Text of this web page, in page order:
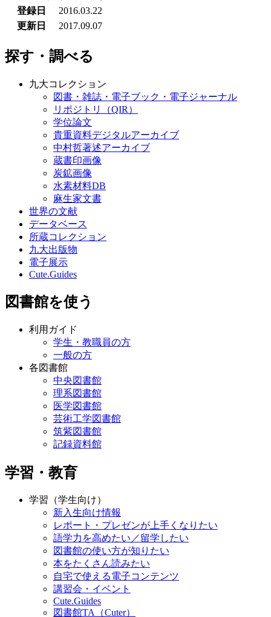
登録日
2016.03.22
更新日
2017.09.07
探す・調べる
九大コレクション
図書・雑誌・電子ブック・電子ジャーナル
リポジトリ（QIR）
学位論文
貴重資料デジタルアーカイブ
中村哲著述アーカイブ
蔵書印画像
炭鉱画像
水素材料DB
麻生家文書
世界の文献
データベース
所蔵コレクション
九大出版物
電子展示
Cute.Guides
図書館を使う
利用ガイド
学生・教職員の方
一般の方
各図書館
中央図書館
理系図書館
医学図書館
芸術工学図書館
筑紫図書館
記録資料館
学習・教育
学習（学生向け）
新入生向け情報
レポート・プレゼンが上手くなりたい
語学力を高めたい／留学したい
図書館の使い方が知りたい
本をたくさん読みたい
自宅で使える電子コンテンツ
講習会・イベント
Cute.Guides
図書館TA（Cuter）